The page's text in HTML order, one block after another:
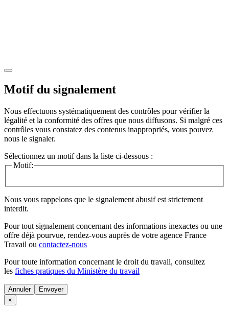
Motif du signalement
Nous effectuons systématiquement des contrôles pour vérifier la
légalité et la conformité des offres que nous diffusons. Si malgré ces
contrôles vous constatez des contenus inappropriés, vous pouvez
nous le signaler.
Sélectionnez un motif dans la liste ci-dessous :
Motif:
Nous vous rappelons que le signalement abusif est strictement
interdit.
Pour tout signalement concernant des informations inexactes ou une
offre déjà pourvue, rendez-vous auprès de votre agence France
Travail ou contactez-nous
Pour toute information concernant le droit du travail, consultez
les fiches pratiques du Ministère du travail
Annuler
×